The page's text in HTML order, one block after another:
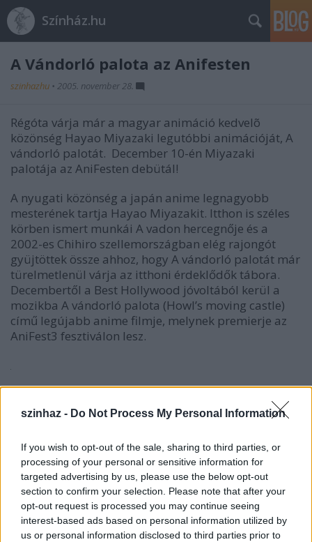
szinhaz - Do Not Process My Personal Information
If you wish to opt-out of the sale, sharing to third parties, or
processing of your personal or sensitive information for
targeted advertising by us, please use the below opt-out
section to confirm your selection. Please note that after your
opt-out request is processed you may continue seeing
interest-based ads based on personal information utilized by
us or personal information disclosed to third parties prior to
Színház.hu
A Vándorló palota az Anifesten
szinhazhu • 2005. november 28.
Régóta várja már a magyar animáció kedvelõ
közönség Hayao Miyazaki legutóbbi animációját, A
vándorló palotát. December 10-én Miyazaki
palotája az AniFesten debütál!
A nyugati közönség a japán anime legnagyobb
mesterének tartja Hayao Miyazakit. Itthon is széles
körben ismert munkái A vadon hercegnője és a
2002-es Chihiro szellemországban elég rajongót
gyüjtöttek össze ahhoz, hogy A vándorló palotát már
türelmetlenül várja az itthoni érdeklődők tábora.
Decembertől a Best Hollywood jóvoltából kerül a
mozikba A vándorló palota (Howl’s moving castle)
című legújabb anime filmje, melynek premierje az
AniFest3 fesztiválon lesz.
egy átok miatt a fősszereplő kislányból agg
varázslatos utazás, amelyben szerepet kap egy jófej
tűz-démon által irányított, lépkedő palota, egy ifjú
és jóképű mágus, valamint rengeteg mágikus lény. A
mese a lebilincselő történet mellett az olyan
alapvető emberi értékekről szól, mint a lemondás, a
szeretet, és az elfogadás. Nyolc év felett kötelező,
felnőtteknek is.